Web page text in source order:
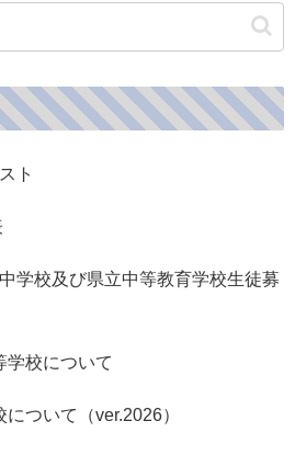
ト
学校及び県立中等教育学校生徒募
学校について
ついて（ver.2026）